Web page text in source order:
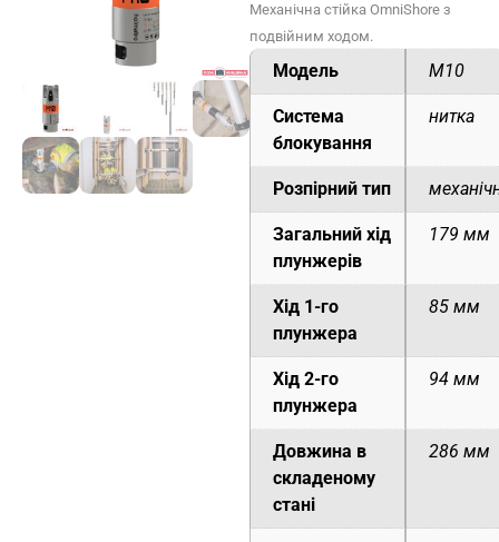
Механічна стійка OmniShore з
подвійним ходом.
Модель M10
Система
блокування
нитка
Розпірний тип
Загальний хід
плунжерів
179 мм
Хід 1-го
плунжера
85 мм
Хід 2-го
плунжера
94 мм
Довжина в
складеному
стані
286 мм